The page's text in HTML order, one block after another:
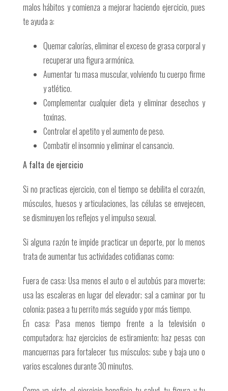
malos hábitos y comienza a mejorar haciendo ejercicio, pues
te ayuda a:
Quemar calorías, eliminar el exceso de grasa corporal y
recuperar una figura armónica.
Aumentar tu masa muscular, volviendo tu cuerpo firme
y atlético.
Complementar cualquier dieta y eliminar desechos y
toxinas.
Controlar el apetito y el aumento de peso.
Combatir el insomnio y eliminar el cansancio.
A falta de ejercicio
Si no practicas ejercicio, con el tiempo se debilita el corazón,
músculos, huesos y articulaciones, las células se envejecen,
se disminuyen los reflejos y el impulso sexual.
Si alguna razón te impide practicar un deporte, por lo menos
trata de aumentar tus actividades cotidianas como:
Fuera de casa: Usa menos el auto o el autobús para moverte;
usa las escaleras en lugar del elevador; sal a caminar por tu
colonia; pasea a tu perrito más seguido y por más tiempo.
En casa: Pasa menos tiempo frente a la televisión o
computadora; haz ejercicios de estiramiento; haz pesas con
mancuernas para fortalecer tus músculos; sube y baja uno o
varios escalones durante 30 minutos.